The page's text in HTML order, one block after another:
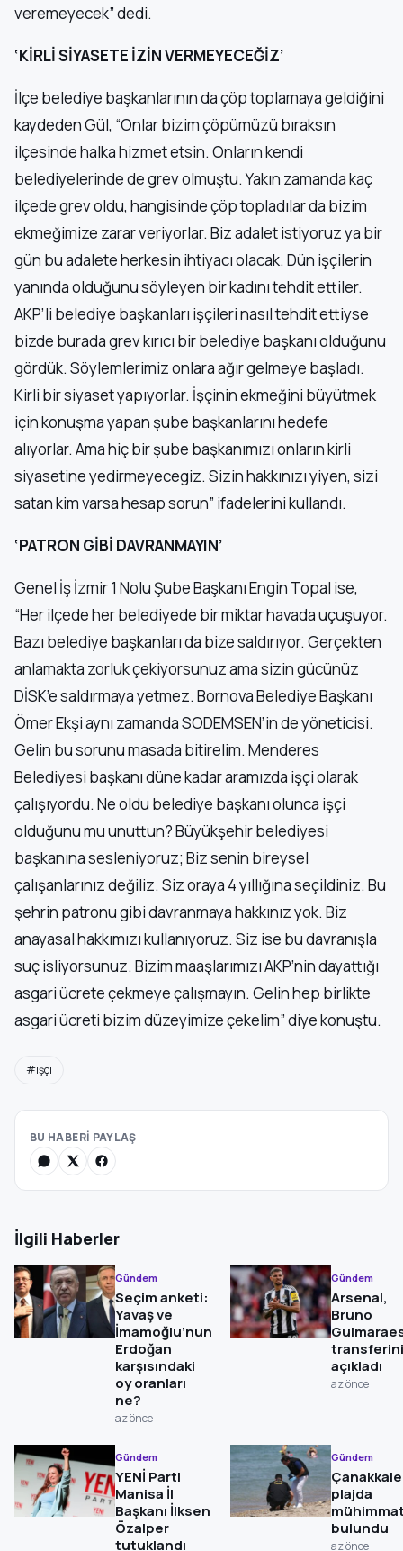
veremeyecek” dedi.
‘KİRLİ SİYASETE İZİN VERMEYECEĞİZ’
İlçe belediye başkanlarının da çöp toplamaya geldiğini
kaydeden Gül, “Onlar bizim çöpümüzü bıraksın
ilçesinde halka hizmet etsin. Onların kendi
belediyelerinde de grev olmuştu. Yakın zamanda kaç
ilçede grev oldu, hangisinde çöp topladılar da bizim
ekmeğimize zarar veriyorlar. Biz adalet istiyoruz ya bir
gün bu adalete herkesin ihtiyacı olacak. Dün işçilerin
yanında olduğunu söyleyen bir kadını tehdit ettiler.
AKP’li belediye başkanları işçileri nasıl tehdit ettiyse
bizde burada grev kırıcı bir belediye başkanı olduğunu
gördük. Söylemlerimiz onlara ağır gelmeye başladı.
Kirli bir siyaset yapıyorlar. İşçinin ekmeğini büyütmek
için konuşma yapan şube başkanlarını hedefe
alıyorlar. Ama hiç bir şube başkanımızı onların kirli
siyasetine yedirmeyecegiz. Sizin hakkınızı yiyen, sizi
satan kim varsa hesap sorun” ifadelerini kullandı.
‘PATRON GİBİ DAVRANMAYIN’
Genel İş İzmir 1 Nolu Şube Başkanı Engin Topal ise,
“Her ilçede her belediyede bir miktar havada uçuşuyor.
Bazı belediye başkanları da bize saldırıyor. Gerçekten
anlamakta zorluk çekiyorsunuz ama sizin gücünüz
DİSK’e saldırmaya yetmez. Bornova Belediye Başkanı
Ömer Ekşi aynı zamanda SODEMSEN’in de yöneticisi.
Gelin bu sorunu masada bitirelim. Menderes
Belediyesi başkanı düne kadar aramızda işçi olarak
çalışıyordu. Ne oldu belediye başkanı olunca işçi
olduğunu mu unuttun? Büyükşehir belediyesi
başkanına sesleniyoruz; Biz senin bireysel
çalışanlarınız değiliz. Siz oraya 4 yıllığına seçildiniz. Bu
şehrin patronu gibi davranmaya hakkınız yok. Biz
anayasal hakkımızı kullanıyoruz. Siz ise bu davranışla
suç isliyorsunuz. Bizim maaşlarımızı AKP’nin dayattığı
asgari ücrete çekmeye çalışmayın. Gelin hep birlikte
asgari ücreti bizim düzeyimize çekelim” diye konuştu.
#işçi
BU HABERİ PAYLAŞ
İlgili Haberler
Gündem
Seçim anketi:
Yavaş ve
İmamoğlu’nun
Erdoğan
karşısındaki
oy oranları
ne?
az önce
Gündem
Arsenal,
Bruno
transferini
açıkladı
az önce
Gündem
YENİ Parti
Manisa İl
Başkanı İlksen
Özalper
tutuklandı
Gündem
plajda
bulundu
az önce